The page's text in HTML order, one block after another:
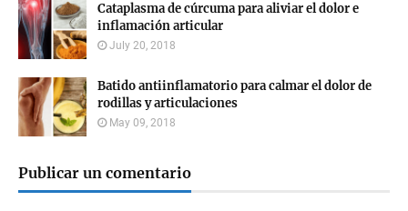
Cataplasma de cúrcuma para aliviar el dolor e
inflamación articular
July 20, 2018
Batido antiinflamatorio para calmar el dolor de
rodillas y articulaciones
May 09, 2018
Publicar un comentario